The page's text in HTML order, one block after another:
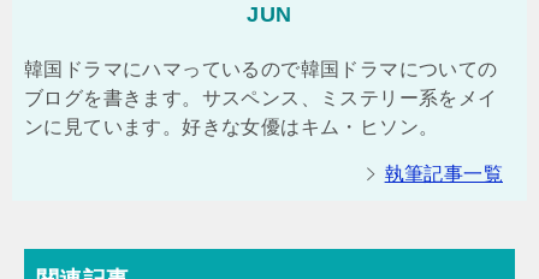
JUN
韓国ドラマにハマっているので韓国ドラマについての
ブログを書きます。サスペンス、ミステリー系をメイ
ンに見ています。好きな女優はキム・ヒソン。
執筆記事一覧